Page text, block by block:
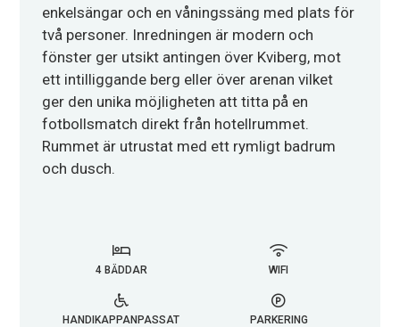
enkelsängar och en våningssäng med plats för
två personer. Inredningen är modern och
fönster ger utsikt antingen över Kviberg, mot
ett intilliggande berg eller över arenan vilket
ger den unika möjligheten att titta på en
fotbollsmatch direkt från hotellrummet.
Rummet är utrustat med ett rymligt badrum
och dusch.
4 BÄDDAR WIFI
HANDIKAPPANPASSAT PARKERING